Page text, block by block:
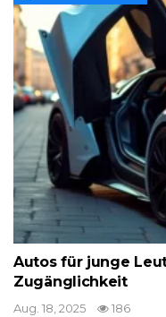
Autos für junge
Zugänglichkeit
Aug. 18, 2025 186